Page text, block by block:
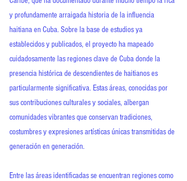
y profundamente arraigada historia de la influencia
haitiana en Cuba. Sobre la base de estudios ya
establecidos y publicados, el proyecto ha mapeado
cuidadosamente las regiones clave de Cuba donde la
presencia histórica de descendientes de haitianos es
particularmente significativa. Estas áreas, conocidas por
sus contribuciones culturales y sociales, albergan
comunidades vibrantes que conservan tradiciones,
costumbres y expresiones artísticas únicas transmitidas de
generación en generación.
Entre las áreas identificadas se encuentran regiones como